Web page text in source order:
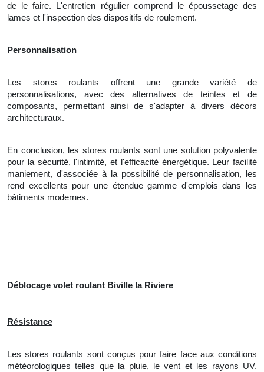
de le faire. L'entretien régulier comprend le époussetage des
lames et l'inspection des dispositifs de roulement.
Personnalisation
Les stores roulants offrent une grande variété de
personnalisations, avec des alternatives de teintes et de
composants, permettant ainsi de s'adapter à divers décors
architecturaux.
En conclusion, les stores roulants sont une solution polyvalente
pour la sécurité, l'intimité, et l'efficacité énergétique. Leur facilité
maniement, d'associée à la possibilité de personnalisation, les
rend excellents pour une étendue gamme d'emplois dans les
bâtiments modernes.
Déblocage volet roulant Biville la Riviere
Résistance
Les stores roulants sont conçus pour faire face aux conditions
météorologiques telles que la pluie, le vent et les rayons UV.